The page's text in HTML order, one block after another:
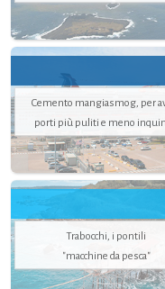
Cemento mangiasmog, per
porti più puliti e meno
Trabocchi, i pontili
"macchine da pesca"